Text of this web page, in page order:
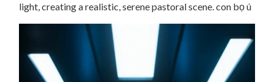
light, creating a realistic, serene pastoral scene. con bọ ú